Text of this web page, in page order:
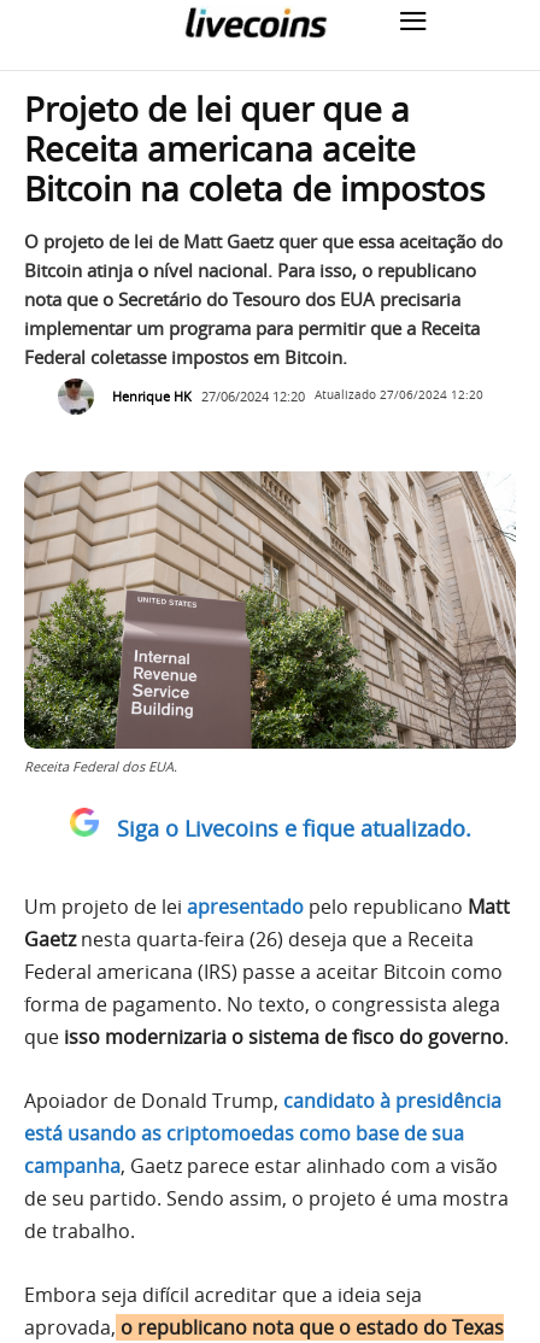
Projeto de lei quer que a
Receita americana aceite
Bitcoin na coleta de impostos
O projeto de lei de Matt Gaetz quer que essa aceitação do
Bitcoin atinja o nível nacional. Para isso, o republicano
nota que o Secretário do Tesouro dos EUA precisaria
implementar um programa para permitir que a Receita
Federal coletasse impostos em Bitcoin.
Henrique HK 27/06/2024 12:20 Atualizado 27/06/2024 12:20
Receita Federal dos EUA.
Siga o Livecoins e fique atualizado.
Um projeto de lei apresentado pelo republicano Matt
Gaetznesta quarta-feira (26) deseja que a Receita
Federal americana (IRS) passe a aceitar Bitcoin como
forma de pagamento. No texto, o congressista alega
que isso modernizaria o sistema de fisco do governo.
Apoiador de Donald Trump, candidato à presidência
está usando as criptomoedas como base de sua
campanha, Gaetz parece estar alinhado com a visão
de seu partido. Sendo assim, o projeto é uma mostra
de trabalho.
Embora seja difícil acreditar que a ideia seja
aprovada, o republicano nota que o estado do Texas